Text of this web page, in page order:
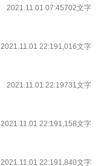
2021.11.01 07:45702文字
2021.11.01 22:191,016文字
2021.11.01 22:19731文字
2021.11.01 22:191,158文字
2021.11.01 22:191,840文字